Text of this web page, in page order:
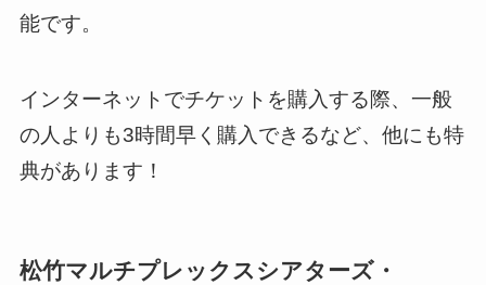
能です。
インターネットでチケットを購入する際、一般
の人よりも3時間早く購入できるなど、他にも特
典があります！
松竹マルチプレックスシアターズ・